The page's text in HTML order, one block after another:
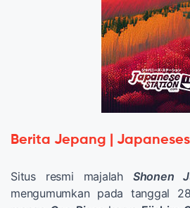
Berita Jepang |
Situs resmi majalah Shonen
mengumumkan pada tanggal